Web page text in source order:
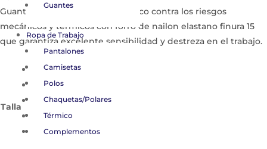
Guantes
Ropa de Trabajo
Pantalones
Camisetas
Polos
Chaquetas/Polares
Térmico
Complementos
hasta
180,00 €
Guante de trabajo ligero y práctico contra los riesgos
mecánicos y térmicos con forro de nailon elastano finura 15
que garantiza excelente sensibilidad y destreza en el trabajo.
Talla